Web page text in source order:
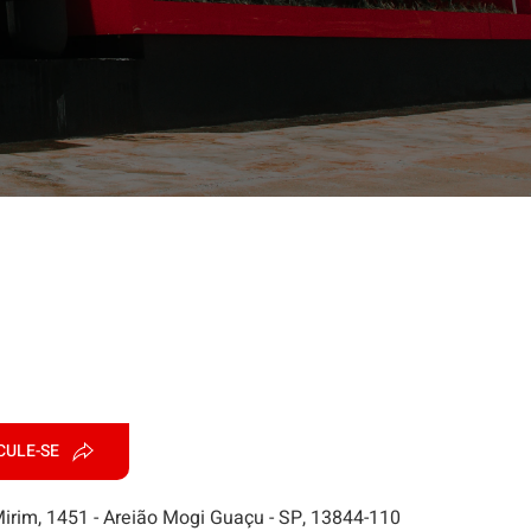
SE
1451 - Areião Mogi Guaçu - SP, 13844-110